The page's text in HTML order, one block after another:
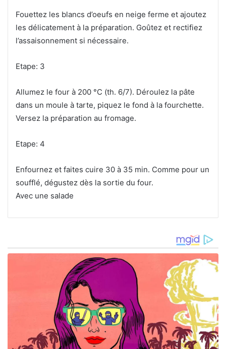
Fouettez les blancs d’oeufs en neige ferme et ajoutez
les délicatement à la préparation. Goûtez et rectifiez
l’assaisonnement si nécessaire.
Etape: 3
Allumez le four à 200 °C (th. 6/7). Déroulez la pâte
dans un moule à tarte, piquez le fond à la fourchette.
Versez la préparation au fromage.
Etape: 4
Enfournez et faites cuire 30 à 35 min. Comme pour un
soufflé, dégustez dès la sortie du four.
Avec une salade